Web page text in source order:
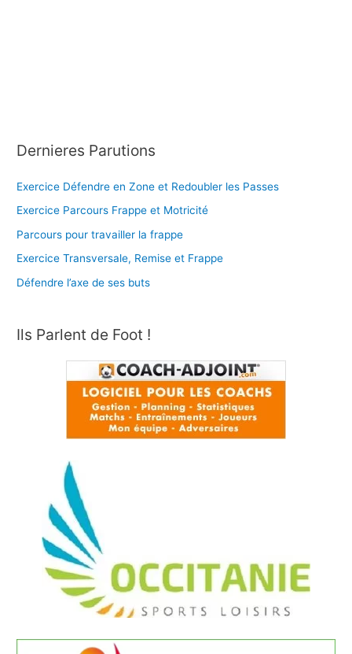
Dernieres Parutions
Exercice Défendre en Zone et Redoubler les Passes
Exercice Parcours Frappe et Motricité
Parcours pour travailler la frappe
Exercice Transversale, Remise et Frappe
Défendre l’axe de ses buts
Ils Parlent de Foot !